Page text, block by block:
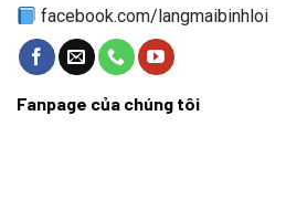
facebook.com/langmaibinhloi
Fanpage của chúng tôi